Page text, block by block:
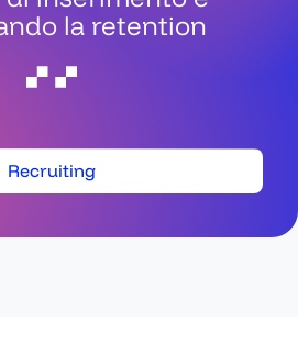
la retention
Recruiting